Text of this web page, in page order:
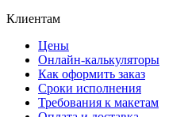
Клиентам
Цены
Онлайн-калькуляторы
Как оформить заказ
Сроки исполнения
Требования к макетам